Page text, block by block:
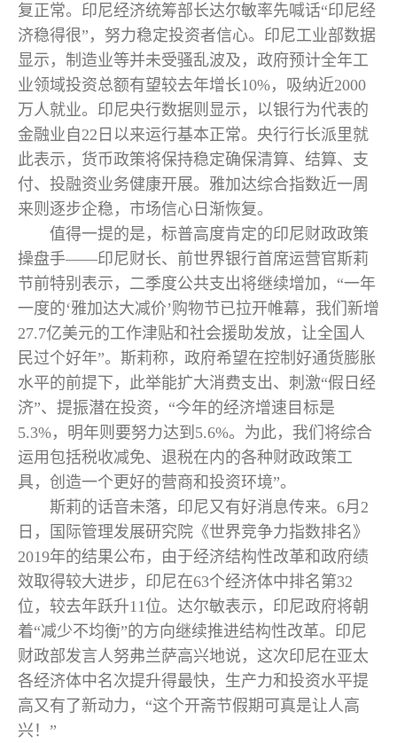
复正常。印尼经济统筹部长达尔敏率先喊话“印尼经
济稳得很”，努力稳定投资者信心。印尼工业部数据
显示，制造业等并未受骚乱波及，政府预计全年工
业领域投资总额有望较去年增长10%，吸纳近2000
万人就业。印尼央行数据则显示，以银行为代表的
金融业自22日以来运行基本正常。央行行长派里就
此表示，货币政策将保持稳定确保清算、结算、支
付、投融资业务健康开展。雅加达综合指数近一周
来则逐步企稳，市场信心日渐恢复。
值得一提的是，标普高度肯定的印尼财政政策
操盘手——印尼财长、前世界银行首席运营官斯莉
节前特别表示，二季度公共支出将继续增加，“一年
一度的‘雅加达大减价’购物节已拉开帷幕，我们新增
27.7亿美元的工作津贴和社会援助发放，让全国人
民过个好年”。斯莉称，政府希望在控制好通货膨胀
水平的前提下，此举能扩大消费支出、刺激“假日经
济”、提振潜在投资，“今年的经济增速目标是
5.3%，明年则要努力达到5.6%。为此，我们将综合
运用包括税收减免、退税在内的各种财政政策工
具，创造一个更好的营商和投资环境”。
斯莉的话音未落，印尼又有好消息传来。6月2
日，国际管理发展研究院《世界竞争力指数排名》
2019年的结果公布，由于经济结构性改革和政府绩
效取得较大进步，印尼在63个经济体中排名第32
位，较去年跃升11位。达尔敏表示，印尼政府将朝
着“减少不均衡”的方向继续推进结构性改革。印尼
财政部发言人努弗兰萨高兴地说，这次印尼在亚太
各经济体中名次提升得最快，生产力和投资水平提
高又有了新动力，“这个开斋节假期可真是让人高
兴！”